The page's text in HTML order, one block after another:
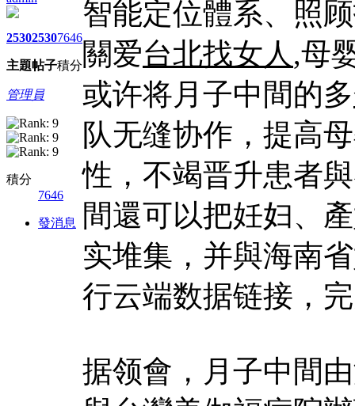
2530
主題
2530
帖子
7646
積分
管理員
積分
7646
發消息
智能定位體系、照
關爱台北找女人 ,母
或许将月子中間的多
队无缝协作，提高
性，不竭晋升患者
間還可以把妊妇、
实堆集，并與海南
行云端数据链接，
据领會，月子中間